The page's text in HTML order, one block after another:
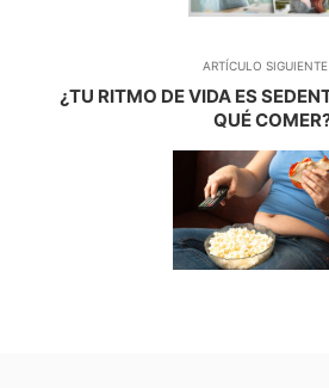
ARTÍCULO SIGUIENTE
¿TU RITMO DE VIDA ES
QUÉ